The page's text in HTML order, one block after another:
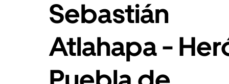
Sebastián
Atlahapa -